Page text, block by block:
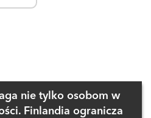
nie tylko osobom w
Finlandia ogranicza